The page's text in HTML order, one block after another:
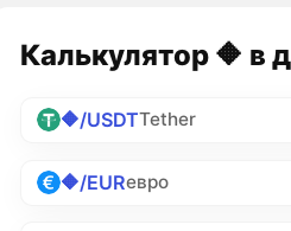
Калькулятор 🔶 в
🔶/USDTTether
🔶/EURевро